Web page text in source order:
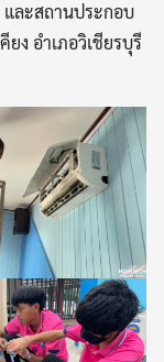
ละสถานประกอบ
ง อำเภอวิเชียรบุรี